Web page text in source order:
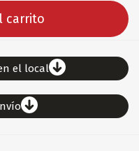
carrito
el local